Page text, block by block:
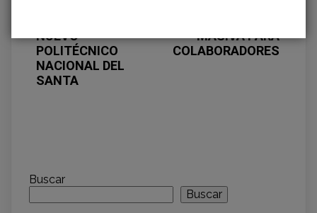
NUEVO
POLITÉCNICO
NACIONAL DEL
SANTA
MASIVA PARA
COLABORADORES
Buscar
Buscar